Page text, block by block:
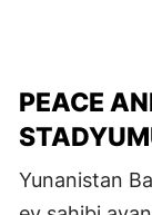
PEACE
Yunanistan